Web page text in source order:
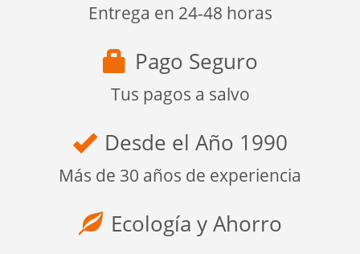
Entrega en 24-48 horas
Pago Seguro
Tus pagos a salvo
Desde el Año 1990
Más de 30 años de experiencia
Ecología y Ahorro